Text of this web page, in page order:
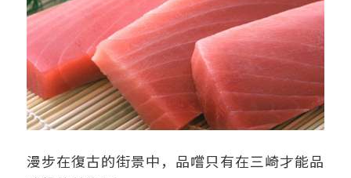
漫步在復古的街景中，品嚐只有在三崎才能品